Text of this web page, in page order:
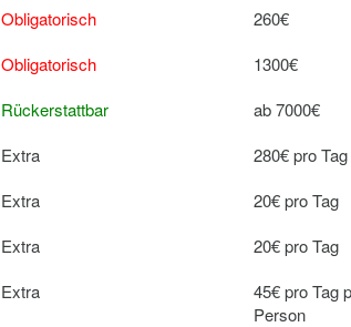
Obligatorisch
260€
Obligatorisch
1300€
Rückerstattbar
ab 7000€
Extra
280€ pro Tag
Extra
20€ pro Tag
Extra
20€ pro Tag
Extra
45€ pro Tag
Person